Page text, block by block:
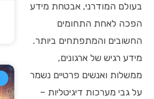
בעולם המודרני, אבטחת מידע
הפכה לאחת התחומים
החשובים והמתפתחים ביותר.
מידע רגיש של ארגונים,
ממשלות ואנשים פרטיים נשמר
על גבי מערכות דיגיטליות –